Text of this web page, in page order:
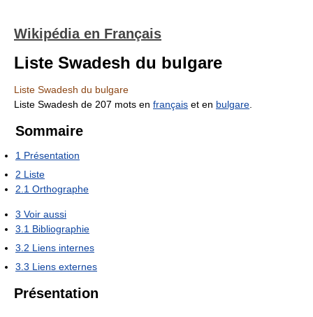
Wikipédia en Français
Liste Swadesh du bulgare
Liste Swadesh du bulgare
Liste Swadesh de 207 mots en français et en bulgare
Sommaire
1 Présentation
2 Liste
2.1 Orthographe
3 Voir aussi
3.1 Bibliographie
3.2 Liens internes
3.3 Liens externes
Présentation